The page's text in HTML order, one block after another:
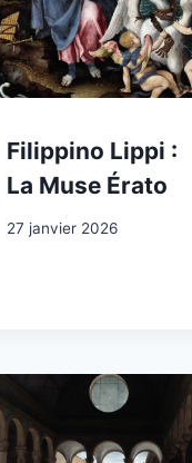
Filippino Lippi :
La Muse Érato
27 janvier 2026